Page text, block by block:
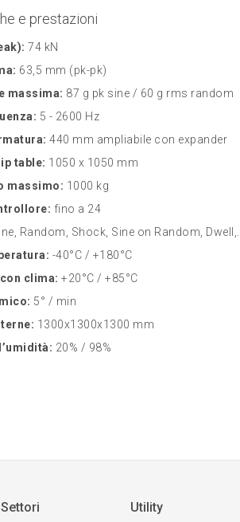
e prestazioni
74 kN
63,5 mm (pk-pk)
massima: 87 g pk sine / 60 g rms random
5 - 2600 Hz
440 mm ampliabile con expander
table: 1050 x 1050 mm
massimo: 1000 kg
fino a 24
Random, Shock, Sine on Random, Dwell,...
-40°C / +180°C
clima: +20°C / +85°C
5° / min
1300x1300x1300 mm
20% / 98%
Settori Utility